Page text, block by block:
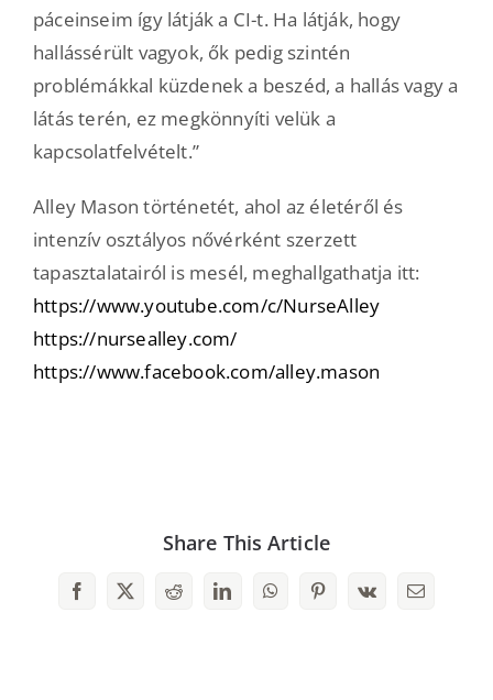
páceinseim így látják a CI-t. Ha látják, hogy
hallássérült vagyok, ők pedig szintén
problémákkal küzdenek a beszéd, a hallás vagy a
látás terén, ez megkönnyíti velük a
kapcsolatfelvételt.”
Alley Mason történetét, ahol az életéről és
intenzív osztályos nővérként szerzett
tapasztalatairól is mesél, meghallgathatja itt:
https://www.youtube.com/c/NurseAlley
https://nursealley.com/
https://www.facebook.com/alley.mason
Share This Article
Facebook
X RedditLinkedInWhatsAppPinterest
Vk Email